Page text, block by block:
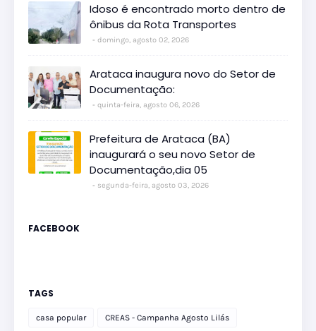
Idoso é encontrado morto dentro de
ônibus da Rota Transportes
domingo, agosto 02, 2026
Arataca inaugura novo do Setor de
Documentação:
quinta-feira, agosto 06, 2026
Prefeitura de Arataca (BA)
inaugurará o seu novo Setor de
Documentação,dia 05
segunda-feira, agosto 03, 2026
FACEBOOK
TAGS
casa popular CREAS - Campanha Agosto Lilás